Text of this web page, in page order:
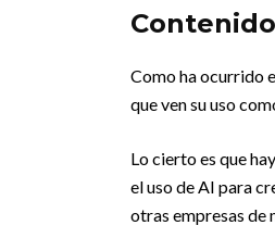
Como ha ocurrido
que ven su uso
Lo cierto es que
el uso de AI para
otras empresas de